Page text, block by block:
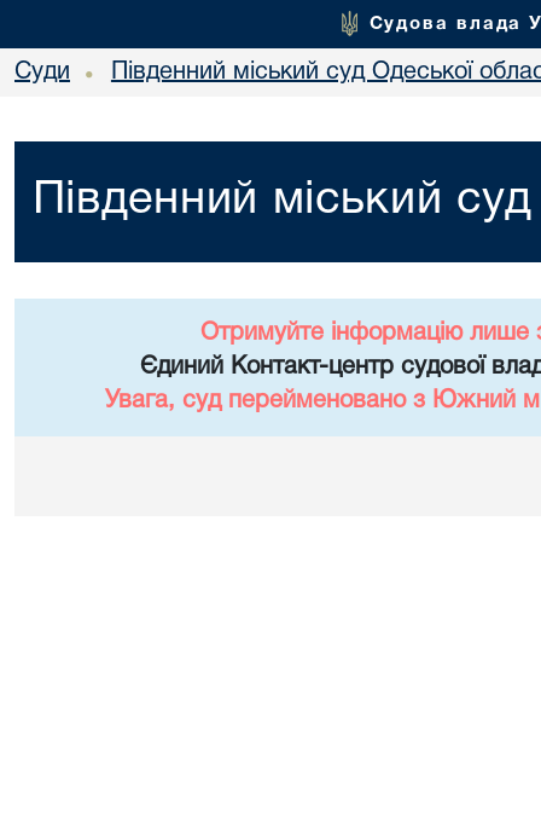
Судова влада
Суди • Південний міський суд Одеської
Південний міський
Отримуйте інформацію лише
Єдиний Контакт-центр судової
Увага, суд перейменовано з Южний